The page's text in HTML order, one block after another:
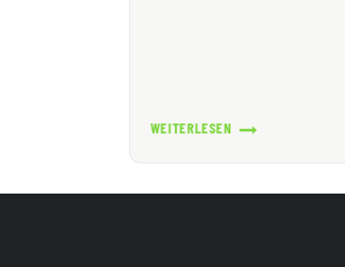
WEITERLESEN
KARNEVAL